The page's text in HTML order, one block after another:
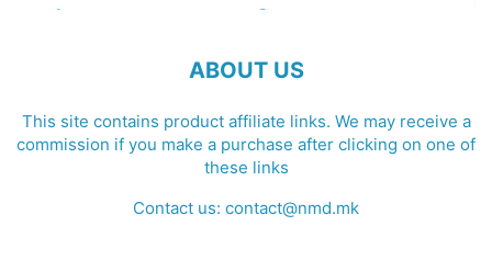
ABOUT US
This site contains product affiliate links. We may receive a
commission if you make a purchase after clicking on one of
these links
Contact us: contact@nmd.mk